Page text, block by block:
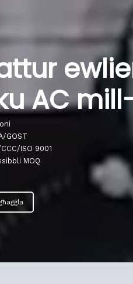
GOST
ISO 9001
MOQ
AC